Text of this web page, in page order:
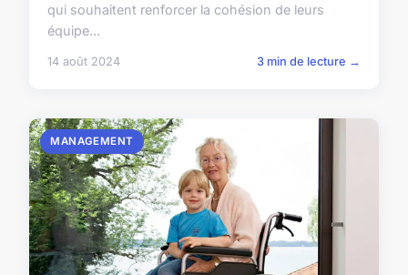
qui souhaitent renforcer la cohésion de leurs
équipe...
14 août 2024 3 min de lecture →
MANAGEMENT